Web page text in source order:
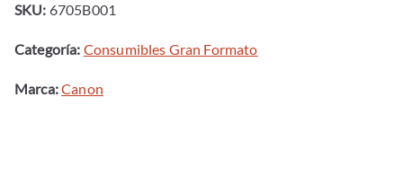
-
ipf680
ipf685
SKU: 6705B001
Categoría: Consumibles Gran Formato
Marca:Canon